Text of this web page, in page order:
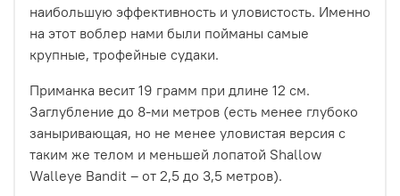
наибольшую эффективность и уловистость. Именно
на этот воблер нами были пойманы самые
крупные, трофейные судаки.
Приманка весит 19 грамм при длине 12 см.
Заглубление до 8-ми метров (есть менее глубоко
заныривающая, но не менее уловистая версия с
таким же телом и меньшей лопатой Shallow
Walleye Bandit – от 2,5 до 3,5 метров).